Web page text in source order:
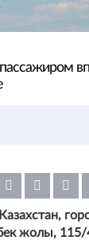
жолы, 115/